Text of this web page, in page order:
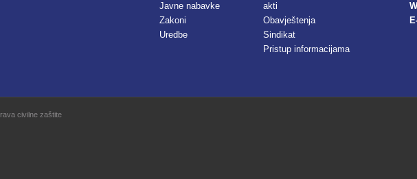
Javne nabavke
Zakoni
Uredbe
akti
Obavještenja
Sindikat
Pristup informacijama
civilne zaštite